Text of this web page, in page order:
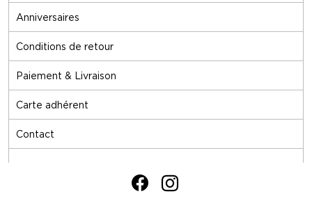
Anniversaires
Conditions de retour
Paiement & Livraison
Carte adhérent
Contact